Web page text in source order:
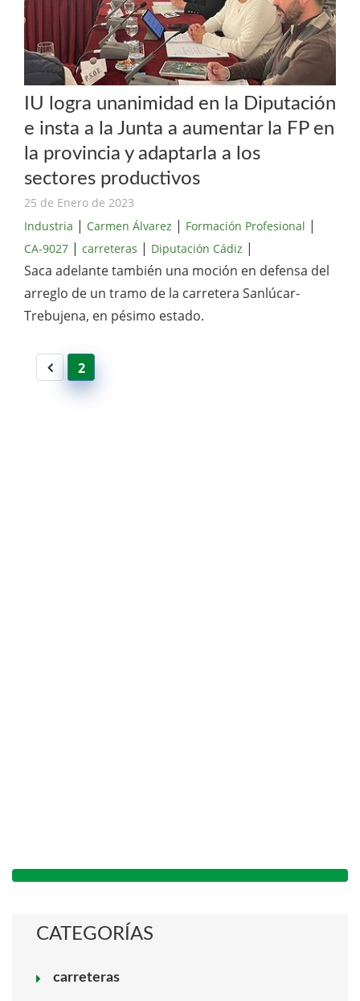
IU logra unanimidad en la Diputación
e insta a la Junta a aumentar la FP en
la provincia y adaptarla a los
sectores productivos
25 de Enero de 2023
Industria | Carmen Álvarez | Formación Profesional |
CA-9027 | carreteras | Diputación Cádiz |
Saca adelante también una moción en defensa del
arreglo de un tramo de la carretera Sanlúcar-
Trebujena, en pésimo estado.
2
CATEGORÍAS
carreteras